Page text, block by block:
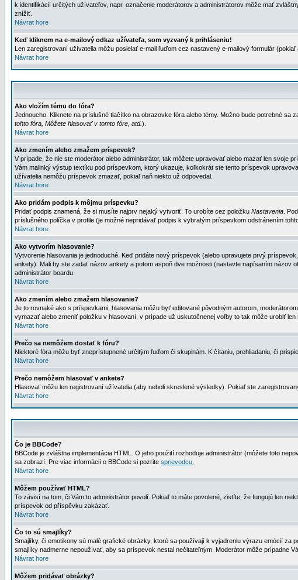
k identifikácií určitých užívateľov, napr. označenie moderátorov a administrátorov môže mať
znížiť.
Návrat hore
Keď kliknem na e-mailový odkaz užívateľa, som vyzvaný k prihláseniu!
Len zaregistrovaní užívatelia môžu posielať e-mail ľuďom cez nastavený e-mailový formulár
Návrat hore
Ako vložím tému do fóra?
Jednoucho. Kliknete na príslušné tlačítko na obrazovke fóra alebo témy. Možno bude potrebné
tohto fóra, Môžete hlasovať v tomto fóre, atd.).
Návrat hore
Ako zmením alebo zmažem príspevok?
V prípade, že nie ste moderátor alebo administrátor, tak môžete upravovať alebo mazať len svoje
Vám malinký výstup textíku pod príspevkom, ktorý ukazuje, koľkokrát ste tento príspevok
užívatelia nemôžu príspevok zmazať, pokiaľ naň niekto už odpovedal.
Návrat hore
Ako pridám podpis k môjmu príspevku?
Pridať podpis znamená, že si musíte najprv nejaký vytvoriť. To urobíte cez položku Nastavenia .
príslušného políčka v profile (je možné nepridávať podpis k vybratým príspevkom odstránením
Návrat hore
Ako vytvorím hlasovanie?
Vytvorenie hlasovania je jednoduché. Keď pridáte nový príspevok (alebo upravujete prvý
ankety). Mali by ste zadať názov ankety a potom aspoň dve možnosti (nastavte napísaním názov
administrátor boardu.
Návrat hore
Ako zmením alebo zmažem hlasovanie?
Je to rovnaké ako s príspevkami, hlasovania môžu byť editované pôvodným autorom,
vymazať alebo zmeniť položku v hlasovaní, v prípade už uskutočnenej voľby to tak môže urobiť
Návrat hore
Prečo sa nemôžem dostať k fóru?
Niektoré fóra môžu byť zneprístupnené určitým ľuďom či skupinám. K čítaniu, prehliadaniu, či
Návrat hore
Prečo nemôžem hlasovať v ankete?
Hlasovať môžu len registrovaní užívatelia (aby neboli skreslené výsledky). Pokiaľ ste
Návrat hore
Čo je BBCode?
BBCode je zvláštna implementácia HTML. O jeho použití rozhoduje administrátor (môžete toto
sa zobrazí. Pre viac informácií o BBCode si pozrite sprievodcu
Návrat hore
Môžem používať HTML?
To závisí na tom, či Vám to administrátor povolí. Pokiaľ to máte povolené, zistíte, že fungujú len
príspevok od příspěvku zakázať.
Návrat hore
Čo to sú smajlíky?
Smajlíky, či emotikony sú malé grafické obrázky, ktoré sa používají k vyjadreniu výrazu emócií
smajlíky nadmerne nepoužívať, aby sa príspevok nestal nečitateľným. Moderátor môže prípadne
Návrat hore
Môžem pridávať obrázky?